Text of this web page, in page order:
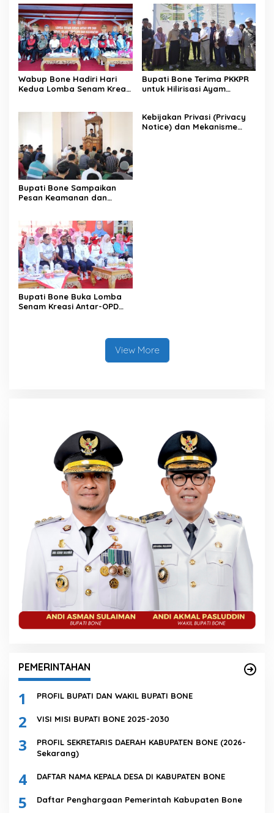
Wabup Bone Hadiri Hari
Kedua Lomba Senam Kreasi
Bupati Bone Terima PKKPR
untuk Hilirisasi Ayam
Bupati Bone Sampaikan
Pesan Keamanan dan
Kebijakan Privasi (Privacy
Notice) dan Mekanisme
Bupati Bone Buka Lomba
Senam Kreasi Antar-OPD
View More
PEMERINTAHAN
1 PROFIL BUPATI DAN WAKIL BUPATI BONE
2 VISI MISI BUPATI BONE 2025-2030
3
PROFIL SEKRETARIS DAERAH KABUPATEN BONE (2026-
Sekarang)
4 DAFTAR NAMA KEPALA DESA DI KABUPATEN BONE
5 Daftar Penghargaan Pemerintah Kabupaten Bone